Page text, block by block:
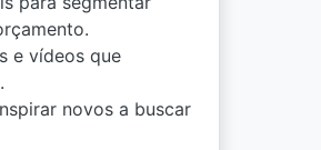
e vídeos que
novos a buscar